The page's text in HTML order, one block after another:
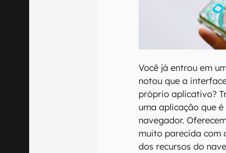
Você já entrou em
notou que a
próprio aplicativo?
uma aplicação que
navegador.
muito parecida com
dos recursos do